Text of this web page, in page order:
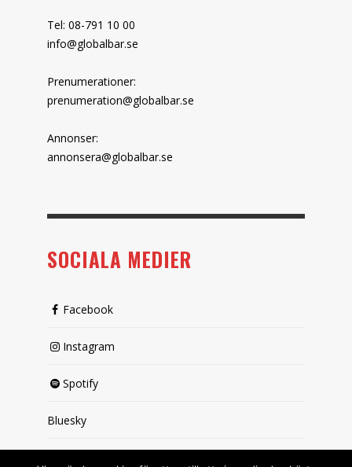
Tel: 08-791 10 00
info@globalbar.se
Prenumerationer:
prenumeration@globalbar.se
Annonser:
annonsera@globalbar.se
SOCIALA MEDIER
Facebook
Instagram
Spotify
Bluesky